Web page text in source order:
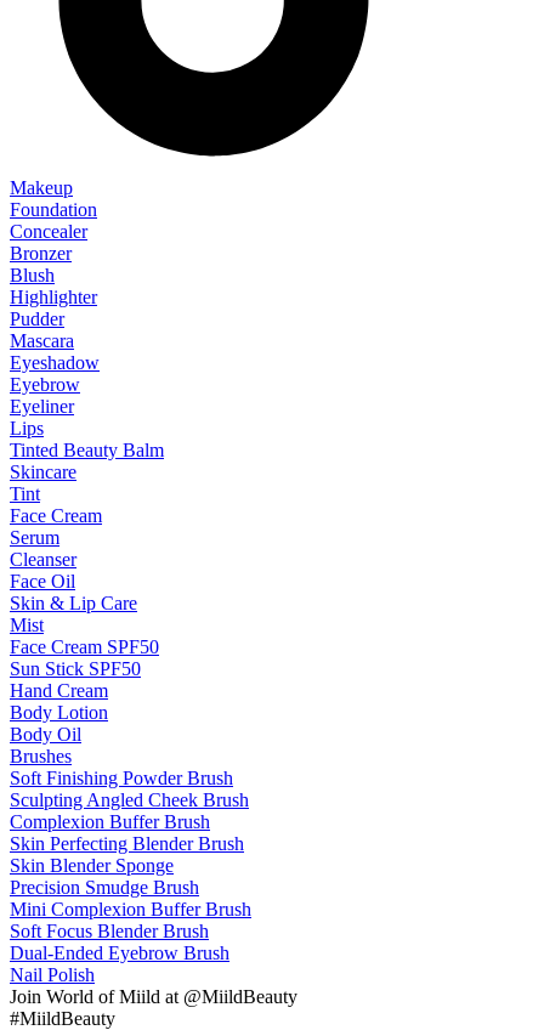
Makeup
Foundation
Concealer
Bronzer
Blush
Highlighter
Pudder
Mascara
Eyeshadow
Eyebrow
Eyeliner
Lips
Tinted Beauty Balm
Skincare
Tint
Face Cream
Serum
Cleanser
Face Oil
Skin & Lip Care
Mist
Face Cream SPF50
Sun Stick SPF50
Hand Cream
Body Lotion
Body Oil
Brushes
Soft Finishing Powder Brush
Sculpting Angled Cheek Brush
Complexion Buffer Brush
Skin Perfecting Blender Brush
Skin Blender Sponge
Precision Smudge Brush
Mini Complexion Buffer Brush
Soft Focus Blender Brush
Dual-Ended Eyebrow Brush
Nail Polish
Join World of Miild at @MiildBeauty
#MiildBeauty